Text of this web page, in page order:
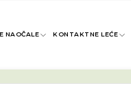
NAOČALE KONTAKTNE LEĆE